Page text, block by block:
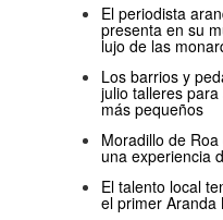
El periodista
presenta en su
lujo de las
Los barrios y
julio talleres
más pequeños
Moradillo de
una experiencia
El talento local
el primer Aranda